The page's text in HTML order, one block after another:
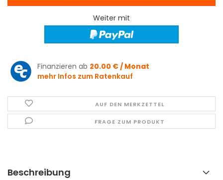
Weiter mit
Finanzieren ab 20.00 € / Monat
mehr Infos zum Ratenkauf
AUF DEN MERKZETTEL
FRAGE ZUM PRODUKT
Beschreibung